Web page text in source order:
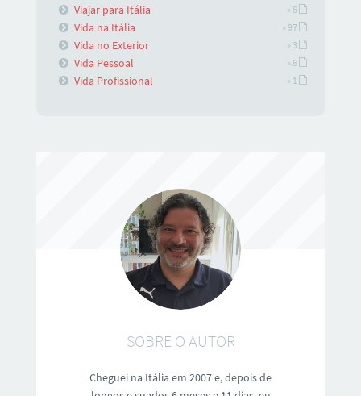
Viajar para Itália » 6
Vida na Itália » 97
Vida no Exterior » 3
Vida Pessoal » 6
Vida Profissional » 1
SOBRE O AUTOR
Cheguei na Itália em 2007 e, depois de